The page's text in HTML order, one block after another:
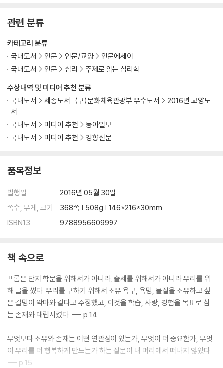
관련 분류
수상내역 및 미디어 추천 분류
국내도서
세종도서_(구)문화체육관광부 우수도서
2016년 교양도
서
국내도서
미디어 추천
동아일보
국내도서
미디어 추천 경향신문
카테고리 분류
국내도서
인문 인문/교양
인문에세이
국내도서
인문 심리 주제로 읽는 심리학
품목정보
발행일
2016년 05월 30일
쪽수, 무게, 크기
368쪽 | 508g | 146*216*30mm
ISBN13
9788956609997
책 속으로
프롬은 단지 학문을 위해서가 아니라, 출세를 위해서가 아니라 우리를 위
해 글을 썼다. 우리를 구하기 위해서 소유 욕구, 욕망, 물질을 소유하고 싶
은 갈망이 악마와 같다고 주장했고, 이것을 학습, 사랑, 경험을 목표로 삼
는 존재와 대립시켰다. --- p.14
무엇보다 소유와 존재는 어떤 연관성이 있는가, 무엇이 더 중요한가, 무엇
이 우리를 더 행복하게 만드는가 하는 질문이 내 머리에서 떠나지 않았다.
--- p.15